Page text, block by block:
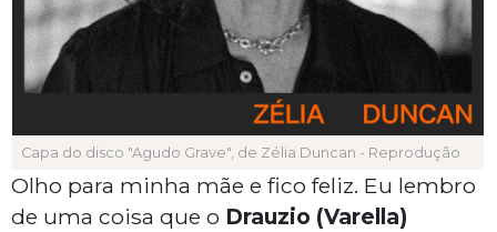
Capa do disco "Agudo Grave", de Zélia Duncan - Reprodução
Olho para minha mãe e fico feliz. Eu lembro
de uma coisa que o Drauzio (Varella)